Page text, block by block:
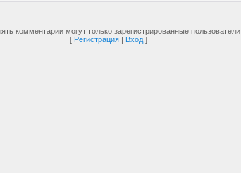
комментарии могут только зарегистрированные пользователи.
[ Регистрация | Вход ]